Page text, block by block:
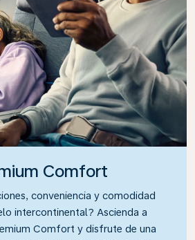
Comfort
conveniencia y comodidad
intercontinental? Ascienda a
Comfort y disfrute de una